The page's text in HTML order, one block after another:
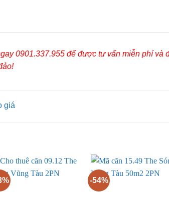
0901.337.955 để được tư vấn miễn phí và
-54%